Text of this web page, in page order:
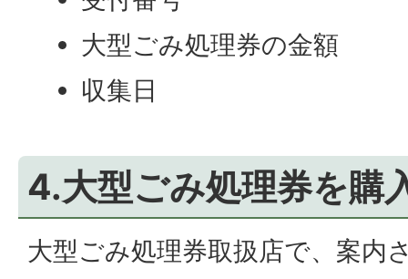
大型ごみ処理券の金額
収集日
4.大型ごみ処理券を購
大型ごみ処理券取扱店で、案内